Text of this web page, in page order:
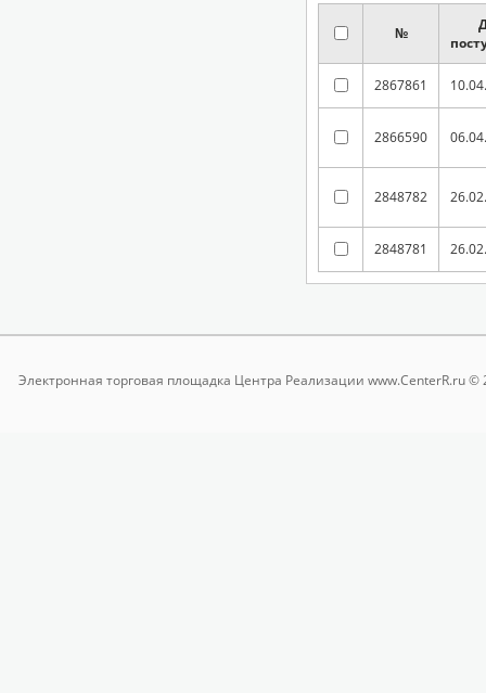
№
2867861
2866590
2848782
2848781
Электронная торговая площадка Центра Реализации www.CenterR.ru ©